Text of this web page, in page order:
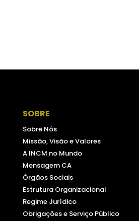
SOBRE
Sobre Nós
Missão, Visão e Valores
A INCM no Mundo
Mensagem CA
Órgãos Sociais
Estrutura Organizacional
Regime Jurídico
Obrigações e Serviço Público